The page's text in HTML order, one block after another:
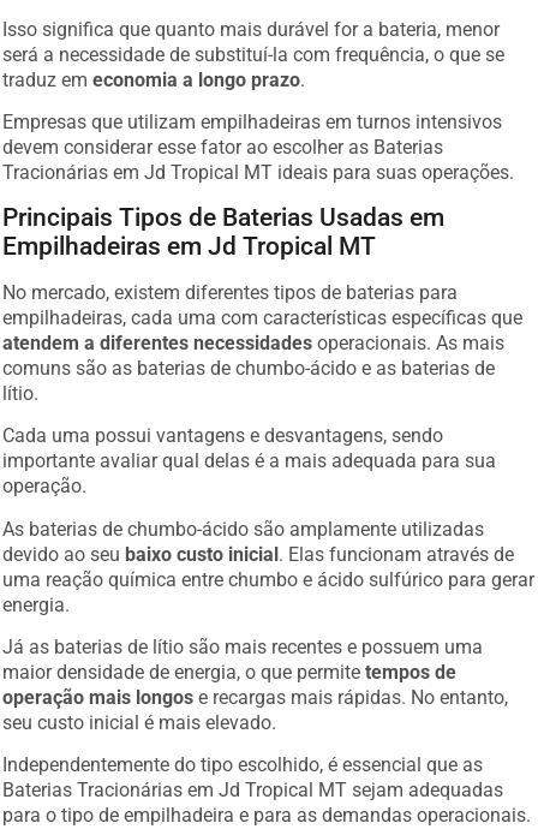
Isso significa que quanto mais durável for a bateria, menor
será a necessidade de substituí-la com frequência, o que se
traduz emeconomia a longo prazo.
Empresas que utilizam empilhadeiras em turnos intensivos
devem considerar esse fator ao escolher as Baterias
Tracionárias em Jd Tropical MT ideais para suas operações.
Principais Tipos de Baterias Usadas em
Empilhadeiras em Jd Tropical MT
No mercado, existem diferentes tipos de baterias para
empilhadeiras, cada uma com características específicas que
atendem a diferentes necessidades operacionais. As mais
comuns são as baterias de chumbo-ácido e as baterias de
lítio.
Cada uma possui vantagens e desvantagens, sendo
importante avaliar qual delas é a mais adequada para sua
operação.
As baterias de chumbo-ácido são amplamente utilizadas
devido ao seu baixo custo inicial. Elas funcionam através de
uma reação química entre chumbo e ácido sulfúrico para gerar
energia.
Já as baterias de lítio são mais recentes e possuem uma
maior densidade de energia, o que permitetempos de
operação mais longos e recargas mais rápidas. No entanto,
seu custo inicial é mais elevado.
Independentemente do tipo escolhido, é essencial que as
Baterias Tracionárias em Jd Tropical MT sejam adequadas
para o tipo de empilhadeira e para as demandas operacionais.